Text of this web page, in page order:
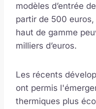
modèles d’entrée
partir de 500
haut de gamme
milliers d’euros.
Les récents
ont permis
thermiques plus